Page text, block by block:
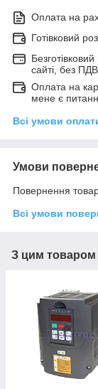
Оплата на
Готівковий
сайті, без
Оплата на
мене є
Всі умови
Умови
Повернення
Всі умови
З цим товаром